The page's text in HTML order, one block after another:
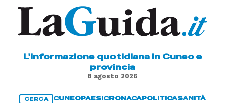
L'informazione quotidiana in Cuneo e
provincia
8 agosto 2026
CERCA CUNEOPAESICRONACAPOLITICASANITÀ